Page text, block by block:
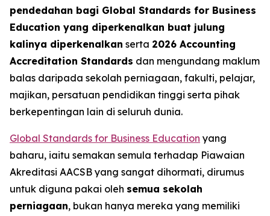
pendedahan bagi Global Standards for Business
Education yang diperkenalkan buat julung
kalinya diperkenalkan serta 2026 Accounting
Accreditation Standards dan mengundang maklum
balas daripada sekolah perniagaan, fakulti, pelajar,
majikan, persatuan pendidikan tinggi serta pihak
berkepentingan lain di seluruh dunia.
Global Standards for Business Education yang
baharu, iaitu semakan semula terhadap Piawaian
Akreditasi AACSB yang sangat dihormati, dirumus
untuk diguna pakai oleh semua sekolah
perniagaan, bukan hanya mereka yang memiliki